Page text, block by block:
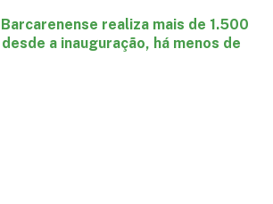
realiza mais de 1.500
a inauguração, há menos de